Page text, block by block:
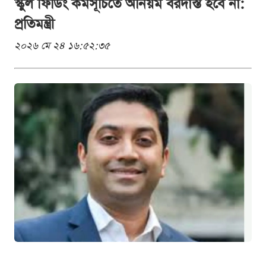
স্কুল ফিডিং কর্মসূচিতে অনিয়ম বরদাস্ত হবে না:
প্রতিমন্ত্রী
২০২৬ মে ২৪ ১৬:৫২:৩৫